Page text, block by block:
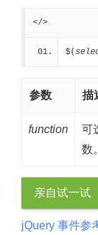
</>
$(
参数 描
function
可
数。
亲自试一试
jQuery 事件参